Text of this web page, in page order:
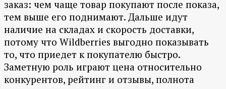
заказ: чем чаще товар покупают после показа,
тем выше его поднимают. Дальше идут
наличие на складах и скорость доставки,
потому что Wildberries выгодно показывать
то, что приедет к покупателю быстро.
Заметную роль играют цена относительно
конкурентов, рейтинг и отзывы, полнота